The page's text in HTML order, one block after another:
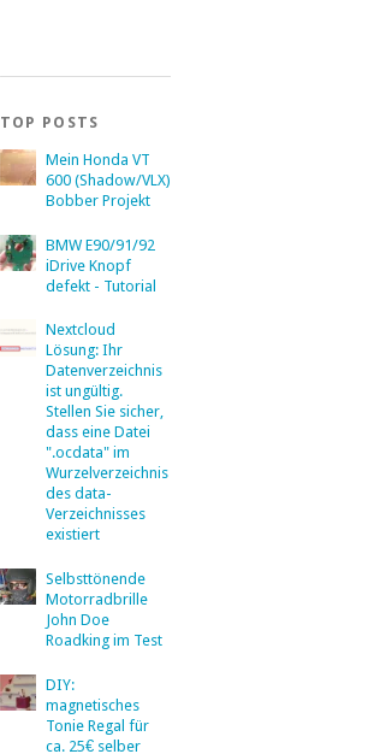
TOP POSTS
Mein Honda VT
600 (Shadow/VLX)
Bobber Projekt
BMW E90/91/92
iDrive Knopf
defekt - Tutorial
Nextcloud
Lösung: Ihr
Datenverzeichnis
ist ungültig.
Stellen Sie sicher,
dass eine Datei
".ocdata" im
Wurzelverzeichnis
des data-
Verzeichnisses
existiert
Selbsttönende
Motorradbrille
John Doe
Roadking im Test
DIY:
magnetisches
Tonie Regal für
ca. 25€ selber